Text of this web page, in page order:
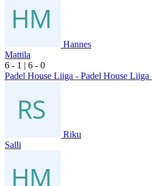
Hannes
Mattila
6 - 1 | 6 - 0
Padel House Liiga - Padel House
Riku
Salli